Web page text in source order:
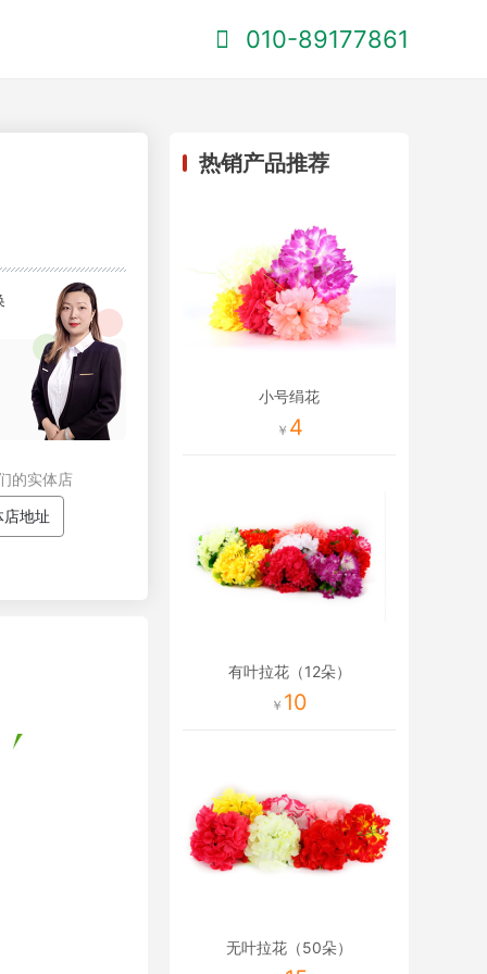
010-89177861
的实体店
店地址
热销产品推荐
小号绢花
4
有叶拉花（12朵）
10
无叶拉花（50朵）